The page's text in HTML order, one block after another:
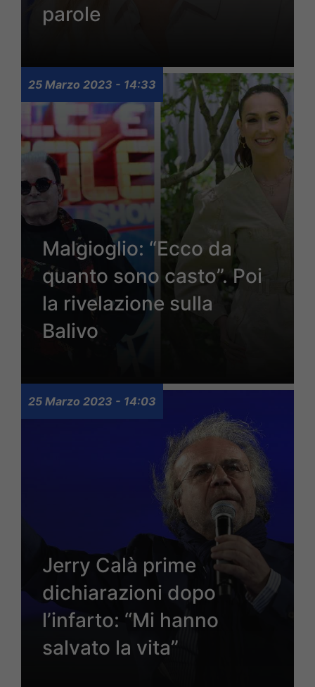
parole
25 Marzo 2023 - 14:33
Malgioglio: “Ecco da
quanto sono casto”. Poi
la rivelazione sulla
Balivo
25 Marzo 2023 - 14:03
Jerry Calà prime
dichiarazioni dopo
l’infarto: “Mi hanno
salvato la vita”